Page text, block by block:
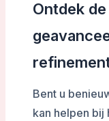
Ontdek
Bent u
kan helpen